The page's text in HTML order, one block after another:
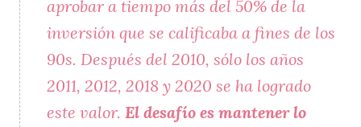
aprobar a tiempo más del 50% de la
inversión que se calificaba a fines de los
90s. Después del 2010, sólo los años
2011, 2012, 2018 y 2020 se ha logrado
este valor.El desafío es mantener lo